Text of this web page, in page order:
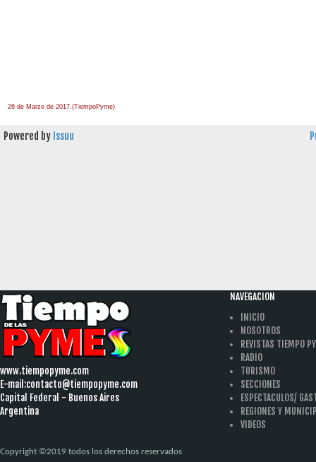
Powered by Issuu
26 de Marzo de 2017.(TiempoPyme)
www.tiempopyme.com
E-mail:contacto@tiempopyme.com
Capital Federal - Buenos Aires
Argentina
NAVEGACION
INICIO
NOSOTROS
REVISTAS TIEMPO
RADIO
TURISMO
SECCIONES
ESPECTACULOS/
REGIONES Y
VIDEOS
Copyright ©2019 todos los derechos reservados